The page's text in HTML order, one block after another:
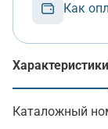
Как
Характеристики
(активная
Каталожный